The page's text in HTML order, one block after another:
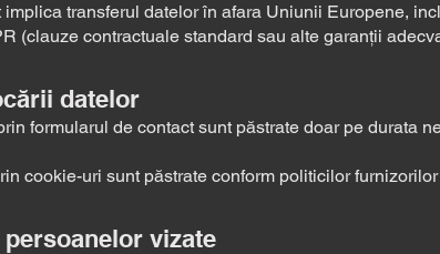
transferul datelor în afara Uniunii Europene,
(clauze contractuale standard sau alte garanții
datelor
formularul de contact sunt păstrate doar pe durata
cookie-uri sunt păstrate conform politicilor
vizate